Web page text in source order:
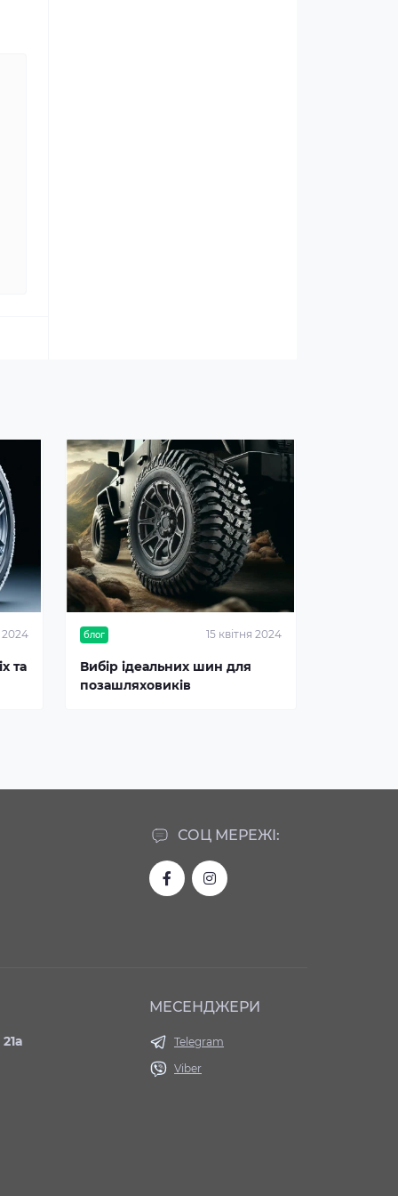
2024
та
блог 15 квітня 2024
Вибір ідеальних шин для
позашляховиків
СОЦ МЕРЕЖІ:
МЕСЕНДЖЕРИ
Telegram
Viber